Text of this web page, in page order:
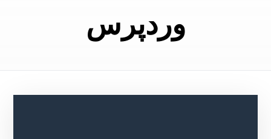
وردپرس